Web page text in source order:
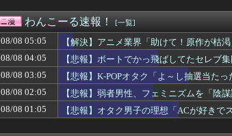
【動画】春奈の飯の食い方、レベチｗｗｗｗｗｗｗｗｗ
【仮面ライダーマイス】「DXマイスドライバー」のレ
海外10代「日本を好意的に見ている？それとも否定的
韓国人「ワールドカップ初勝利効果！ムシンサ、ユニフ
体を壊して働けなくなり自宅療養中。一週間前、階下
子どもなし、友人なし…気がついたら私は「身寄りなし
朝鮮日報 MLB：ジャイアンツ李政厚（イ・ジョンフ
【修学旅行】彼女がイケメンと浮気！復讐のため先生
【悲報】3人家族の生活費、4万円で余裕とか考えてた結
わんこーる速報！ [一覧]
08/08 05:05
【解決】アニメ業界「助けて！原作が枯
08/08 04:05
【悲報】ボートでかっ飛ばしてたセレブ
08/08 03:05
【悲報】K-POPオタク「よ～し抽選当た
08/08 02:05
【悲報】弱者男性、フェミニズムを「陰
08/08 01:05
【悲報】オタク男子の理想「ACが好き